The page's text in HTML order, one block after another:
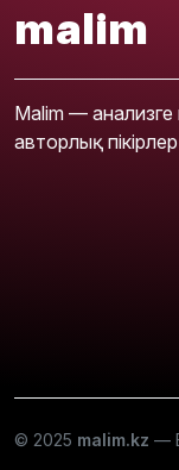
malim
Malim — анализге
авторлық
© 2025 malim.kz —